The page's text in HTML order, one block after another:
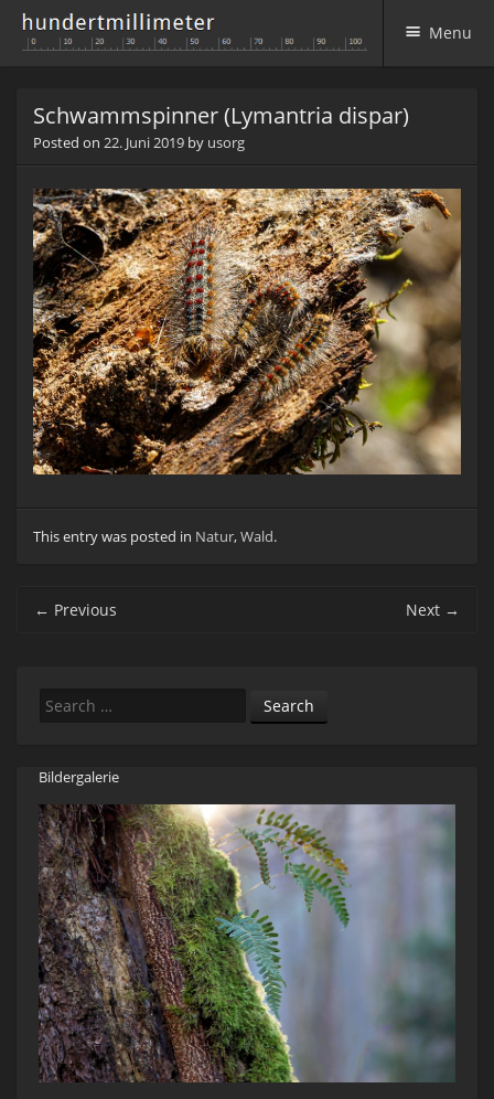
Menu
Schwammspinner (Lymantria dispar)
Posted on 22. Juni 2019 by usorg
This entry was posted in Natur,Wald.
Post navigation
← Previous Next →
Search
Bildergalerie